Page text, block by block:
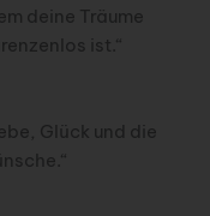
deine Träume
ist.“
Glück und die